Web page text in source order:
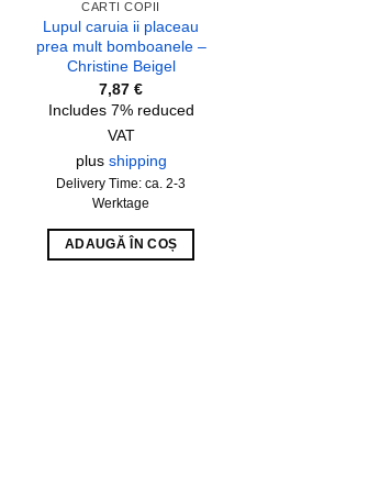
CARTI COPII
Lupul caruia ii placeau
prea mult bomboanele –
Christine Beigel
7,87€
Includes 7% reduced
VAT
plus shipping
Delivery Time: ca. 2-3
Werktage
ADAUGĂ ÎN COȘ